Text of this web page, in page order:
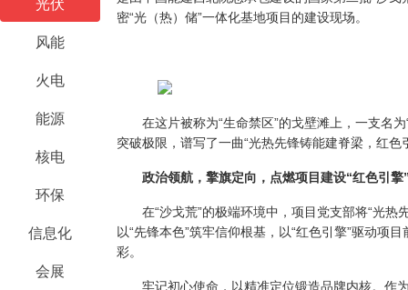
光伏
风能
火电
能源
核电
环保
信息化
会展
密“光（热）储”一体化基地项目的建设现场。
在这片被称为“生命禁区”的戈壁滩上，一支名为
突破极限，谱写了一曲“光热先锋铸能建脊梁，红色
政治领航 ， 擎旗定向，点燃项目建设“红色引擎
在“沙戈荒”的极端环境中，项目党支部将“光热
以“先锋本色”筑牢信仰根基，以“红色引擎”驱动项
彩。
牢记初心使命，以精准定位锻造品牌内核。 作